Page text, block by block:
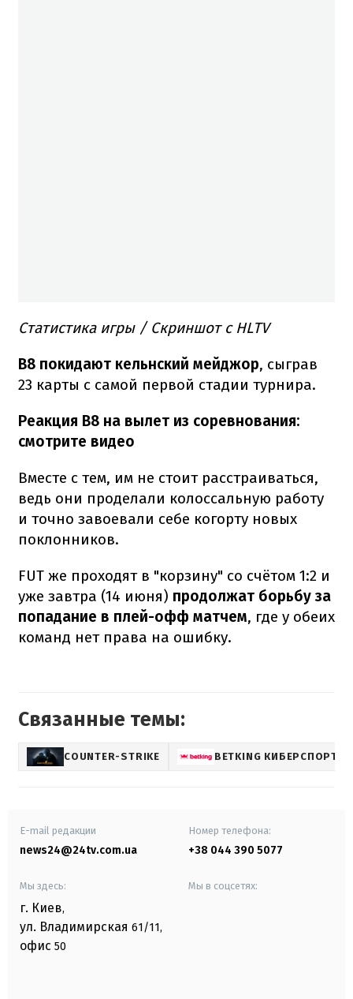
Статистика игры / Скриншот с HLTV
B8 покидают кельнский мейджор, сыграв
23 карты с самой первой стадии турнира.
Реакция B8 на вылет из соревнования:
смотрите видео
Вместе с тем, им не стоит расстраиваться,
ведь они проделали колоссальную работу
и точно завоевали себе когорту новых
поклонников.
FUT же проходят в "корзину" со счётом 1:2 и
уже завтра (14 июня) продолжат борьбу за
попадание в плей-офф матчем, где у обеих
команд нет права на ошибку.
Связанные темы:
COUNTER-STRIKE BETKING КИБЕРСПОРТ
E-mail редакции
news24@24tv.com.ua
Номер телефона:
+38 044 390 5077
Мы здесь:
г. Киев,
ул. Владимирская 61/11,
офис 50
Мы в соцсетях: